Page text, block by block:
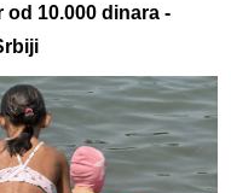
10.000 dinara -